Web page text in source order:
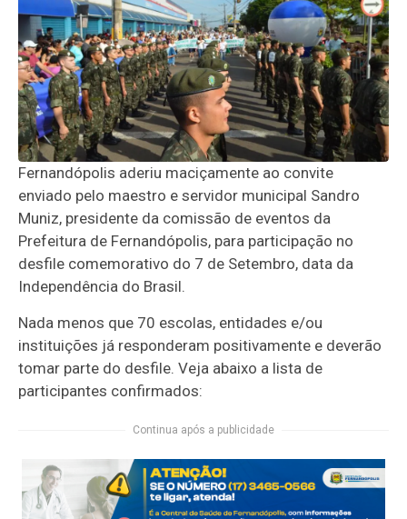
Fernandópolis aderiu maciçamente ao convite
enviado pelo maestro e servidor municipal Sandro
Muniz, presidente da comissão de eventos da
Prefeitura de Fernandópolis, para participação no
desfile comemorativo do 7 de Setembro, data da
Independência do Brasil.
Nada menos que 70 escolas, entidades e/ou
instituições já responderam positivamente e deverão
tomar parte do desfile. Veja abaixo a lista de
participantes confirmados:
Continua após a publicidade